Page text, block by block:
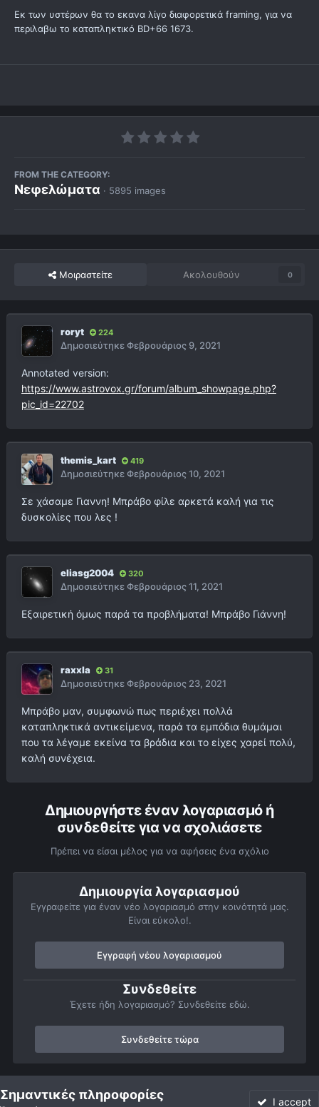
Εκ των υστέρων θα το εκανα λίγο διαφορετικά framing, για να
περιλαβω το καταπληκτικό BD+66 1673.
FROM THE CATEGORY:
Νεφελώματα · 5895 images
Μοιραστείτε Ακολουθούν 0
roryt 224
ΔημοσιεύτηκεΦεβρουάριος 9, 2021
Annotated version:
https://www.astrovox.gr/forum/album_showpage.php?
pic_id=22702
themis_kart 419
ΔημοσιεύτηκεΦεβρουάριος 10, 2021
Σε χάσαμε Γιαννη! Μπράβο φίλε αρκετά καλή για τις
δυσκολίες που λες !
eliasg2004 320
ΔημοσιεύτηκεΦεβρουάριος 11, 2021
Εξαιρετική όμως παρά τα προβλήματα! Μπράβο Γιάννη!
raxxla 31
ΔημοσιεύτηκεΦεβρουάριος 23, 2021
Μπράβο μαν, συμφωνώ πως περιέχει πολλά
καταπληκτικά αντικείμενα, παρά τα εμπόδια θυμάμαι
που τα λέγαμε εκείνα τα βράδια και το είχες χαρεί πολύ,
καλή συνέχεια.
Δημιουργήστε έναν λογαριασμό ή
συνδεθείτε για να σχολιάσετε
Πρέπει να είσαι μέλος για να αφήσεις ένα σχόλιο
Δημιουργία λογαριασμού
Εγγραφείτε για έναν νέο λογαριασμό στην κοινότητά μας.
Είναι εύκολο!.
Εγγραφή νέου λογαριασμού
Συνδεθείτε
Έχετε ήδη λογαριασμό? Συνδεθείτε εδώ.
Συνδεθείτε τώρα
Αρχή Αστροφωτογραφίες Βαθύς Ουρανός
Σημαντικές πληροφορίες I accept